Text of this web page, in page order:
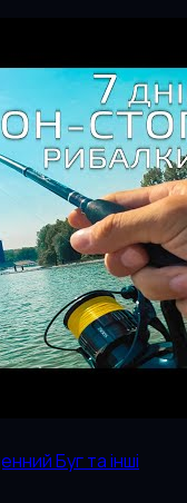
Буг та інші